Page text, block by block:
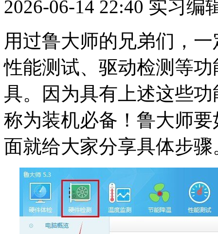
2026-06-14 22:40 实习编
用过鲁大师的兄弟们，
性能测试、驱动检测等
具。因为具有上述这些
称为装机必备！鲁大师
面就给大家分享具体步骤